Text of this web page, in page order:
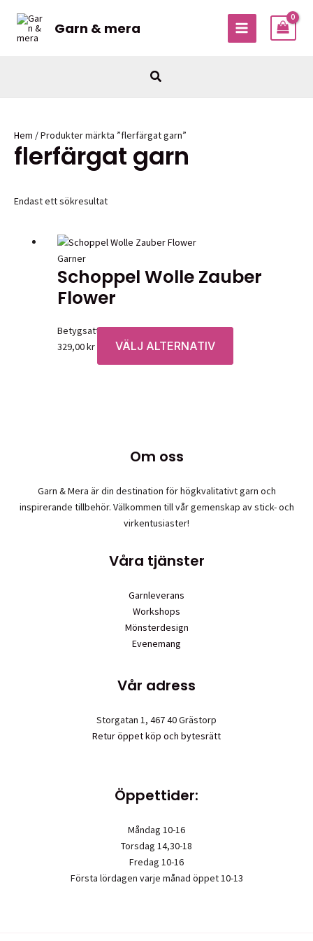
innehåll
Garn & mera
MAIN
Sök
Hem / Produkter märkta ”flerfärgat garn”
flerfärgat garn
Endast ett sökresultat
Garner
Schoppel Wolle Zauber
Flower
Betygsatt0av 5
329,00kr VÄLJ ALTERNATIV
här
kan
väljas
Om oss
Garn & Mera är din destination för högkvalitativt garn och
inspirerande tillbehör. Välkommen till vår gemenskap av stick- och
virkentusiaster!
Våra tjänster
Garnleverans
Workshops
Mönsterdesign
Evenemang
Vår adress
Storgatan 1, 467 40 Grästorp
Retur öppet köp och bytesrätt
Öppettider:
Måndag 10-16
Torsdag 14,30-18
Fredag 10-16
Första lördagen varje månad öppet 10-13